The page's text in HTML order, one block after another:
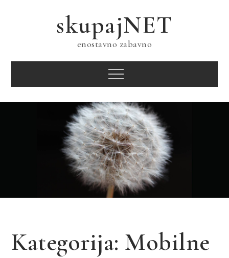
skupajNET
enostavno zabavno
Menu
Kategorija: Mobilne